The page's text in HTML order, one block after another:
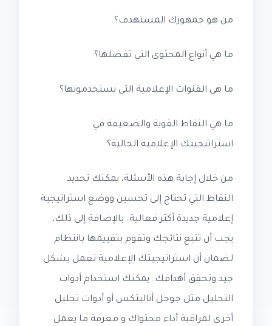
من هو جمهورك المستهدف؟
ما هي أنواع المحتوى التي تفضلها؟
ما هي القنوات الإعلامية التي يستخدمونها؟
ما هي النقاط القوية والضعيفة في
استراتيجيتك الإعلامية الحالية؟
من خلال إجابة هذه الأسئلة، يمكنك تحديد
النقاط التي تحتاج إلى تحسين ووضع استراتيجية
إعلامية جديدة أكثر فعالية. بالإضافة إلى ذلك،
يجب أن تتبع نتائجك وتقوم بتقييمها بانتظام
لضمان أن استراتيجيتك الإعلامية تعمل بشكل
جيد وتحقق أهدافك. يمكنك استخدام أدوات
التحليل مثل جوجل أناليتكس أو أدوات تحليل
أخرى لمراقبة أداء محتواك و معرفة ما يعمل